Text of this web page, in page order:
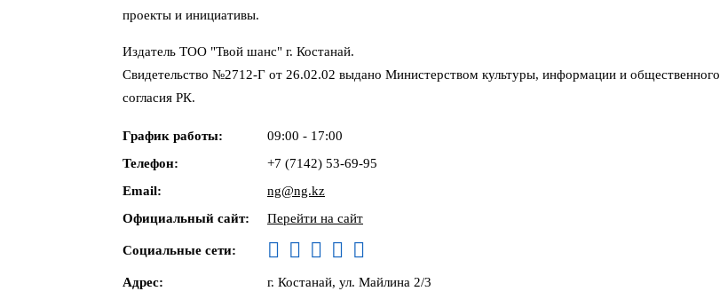
проекты и инициативы.
Издатель ТОО "Твой шанс" г. Костанай.
Свидетельство №2712-Г от 26.02.02 выдано Министерством культуры, информации и общественного
согласия РК.
График работы:
09:00 - 17:00
Телефон:
+7 (7142) 53-69-95
Email:
ng@ng.kz
Официальный сайт:
Перейти на сайт
Социальные сети:
Адрес: г. Костанай, ул. Майлина 2/3